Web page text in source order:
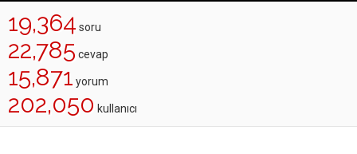
19,364 soru
22,785 cevap
15,871 yorum
202,050 kullanıcı